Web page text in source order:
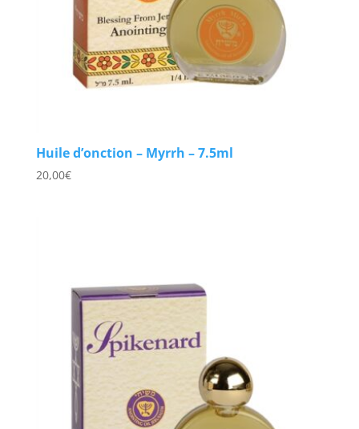
Huile d’onction – Myrrh – 7.5ml
20,00€